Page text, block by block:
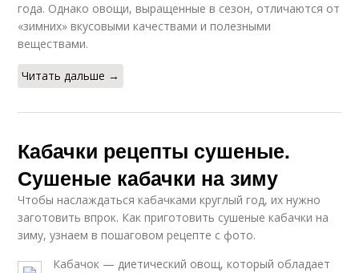
года. Однако овощи, выращенные в сезон, отличаются от
«зимних» вкусовыми качествами и полезными
веществами.
Читать дальше →
Кабачки рецепты сушеные.
Сушеные кабачки на зиму
Чтобы наслаждаться кабачками круглый год, их нужно
заготовить впрок. Как приготовить сушеные кабачки на
зиму, узнаем в пошаговом рецепте с фото.
Кабачок — диетический овощ, который обладает